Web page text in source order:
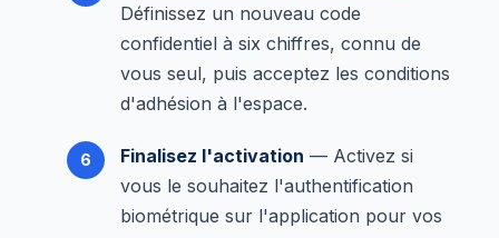
Définissez un nouveau code
confidentiel à six chiffres, connu de
vous seul, puis acceptez les conditions
d'adhésion à l'espace.
Finalisez l'activation — Activez si
vous le souhaitez l'authentification
biométrique sur l'application pour vos